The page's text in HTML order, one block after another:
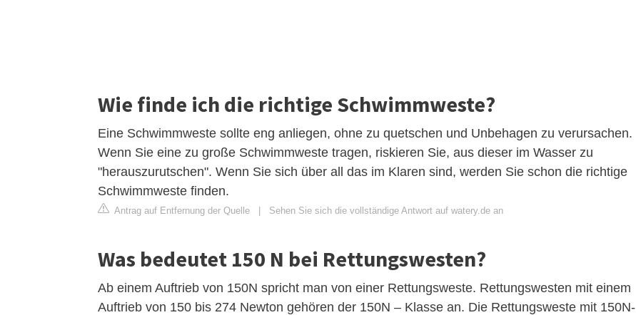
Wie finde ich die richtige Schwimmweste?
Eine Schwimmweste sollte eng anliegen, ohne zu quetschen und Unbehagen zu verursachen.
Wenn Sie eine zu große Schwimmweste tragen, riskieren Sie, aus dieser im Wasser zu
"herauszurutschen". Wenn Sie sich über all das im Klaren sind, werden Sie schon die richtige
Schwimmweste finden.
Antrag auf Entfernung der Quelle Sehen Sie sich die vollständige Antwort auf watery.de an
Was bedeutet 150 N bei Rettungswesten?
Ab einem Auftrieb von 150N spricht man von einer Rettungsweste. Rettungswesten mit einem
Auftrieb von 150 bis 274 Newton gehören der 150N – Klasse an. Die Rettungsweste mit 150N-